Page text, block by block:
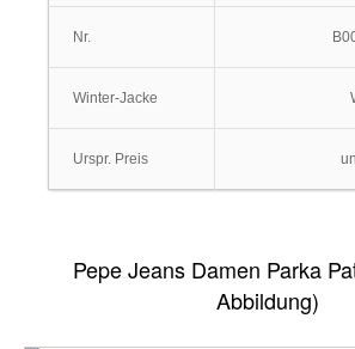
Nr.
Winter-Jacke
Urspr. Preis
Pepe Jeans Damen Parka
Abbildung)